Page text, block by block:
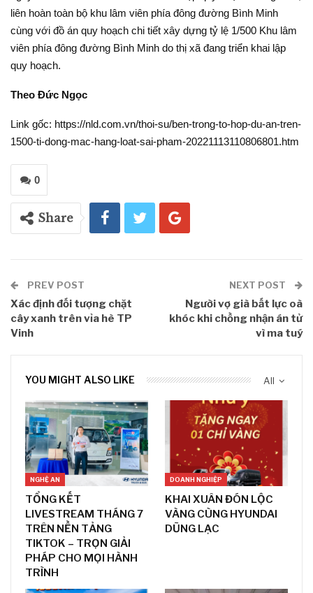
liên hoàn toàn bộ khu lâm viên phía đông đường Bình Minh
cùng với đồ án quy hoạch chi tiết xây dựng tỷ lệ 1/500 Khu lâm
viên phía đông đường Bình Minh do thị xã đang triển khai lập
quy hoạch.
Theo Đức Ngọc
Link gốc: https://nld.com.vn/thoi-su/ben-trong-to-hop-du-an-tren-
1500-ti-dong-mac-hang-loat-sai-pham-20221113110806801.htm
0
Share
PREV POST
Xác định đối tượng chặt
cây xanh trên vỉa hè TP
Vinh
NEXT POST
Người vợ già bất lực oà
khóc khi chồng nhận án tử
vì ma tuý
All
YOU MIGHT ALSO LIKE
NGHỆ AN
TỔNG KẾT
LIVESTREAM THÁNG 7
TRÊN NỀN TẢNG
TIKTOK – TRỌN GIẢI
PHÁP CHO MỌI HÀNH
TRÌNH
DOANH NGHIỆP
KHAI XUÂN ĐÓN LỘC
VÀNG CÙNG HYUNDAI
DŨNG LẠC